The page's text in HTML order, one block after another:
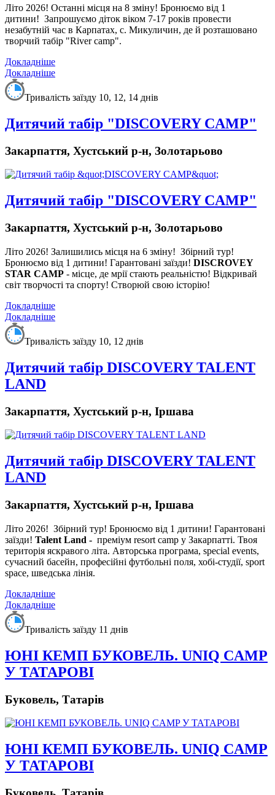
Літо 2026! Останні місця на 8 зміну! Бронюємо від 1
дитини! Запрошуємо діток віком 7-17 років провести
незабутній час в Карпатах, с. Микуличин, де й розташовано
творчий табір "River camp".
Докладніше
Докладніше
Тривалість заїзду 10, 12, 14 днів
Дитячий табір "DISCOVERY CAMP"
Закарпаття, Хустський р-н, Золотарьово
Дитячий табір "DISCOVERY CAMP"
Закарпаття, Хустський р-н, Золотарьово
Літо 2026! Залишились місця на 6 зміну! Збірний тур!
Бронюємо від 1 дитини! Гарантовані заїзди! DISCROVEY
STAR CAMP - місце, де мрії стають реальністю! Відкривай
світ творчості та спорту! Створюй свою історію!
Докладніше
Докладніше
Тривалість заїзду 10, 12 днів
Дитячий табір DISCOVERY TALENT
LAND
Закарпаття, Хустський р-н, Іршава
Дитячий табір DISCOVERY TALENT
LAND
Закарпаття, Хустський р-н, Іршава
Літо 2026! Збірний тур! Бронюємо від 1 дитини! Гарантовані
заїзди! Talent Land - преміум resort camp у Закарпатті. Твоя
територія яскравого літа. Авторська програма, special events,
сучасний басейн, професійні футбольні поля, хобі-студії, sport
space, шведська лінія.
Докладніше
Докладніше
Тривалість заїзду 11 днів
ЮНІ КЕМП БУКОВЕЛЬ. UNIQ CAMP
У ТАТАРОВІ
Буковель, Татарів
ЮНІ КЕМП БУКОВЕЛЬ. UNIQ CAMP
У ТАТАРОВІ